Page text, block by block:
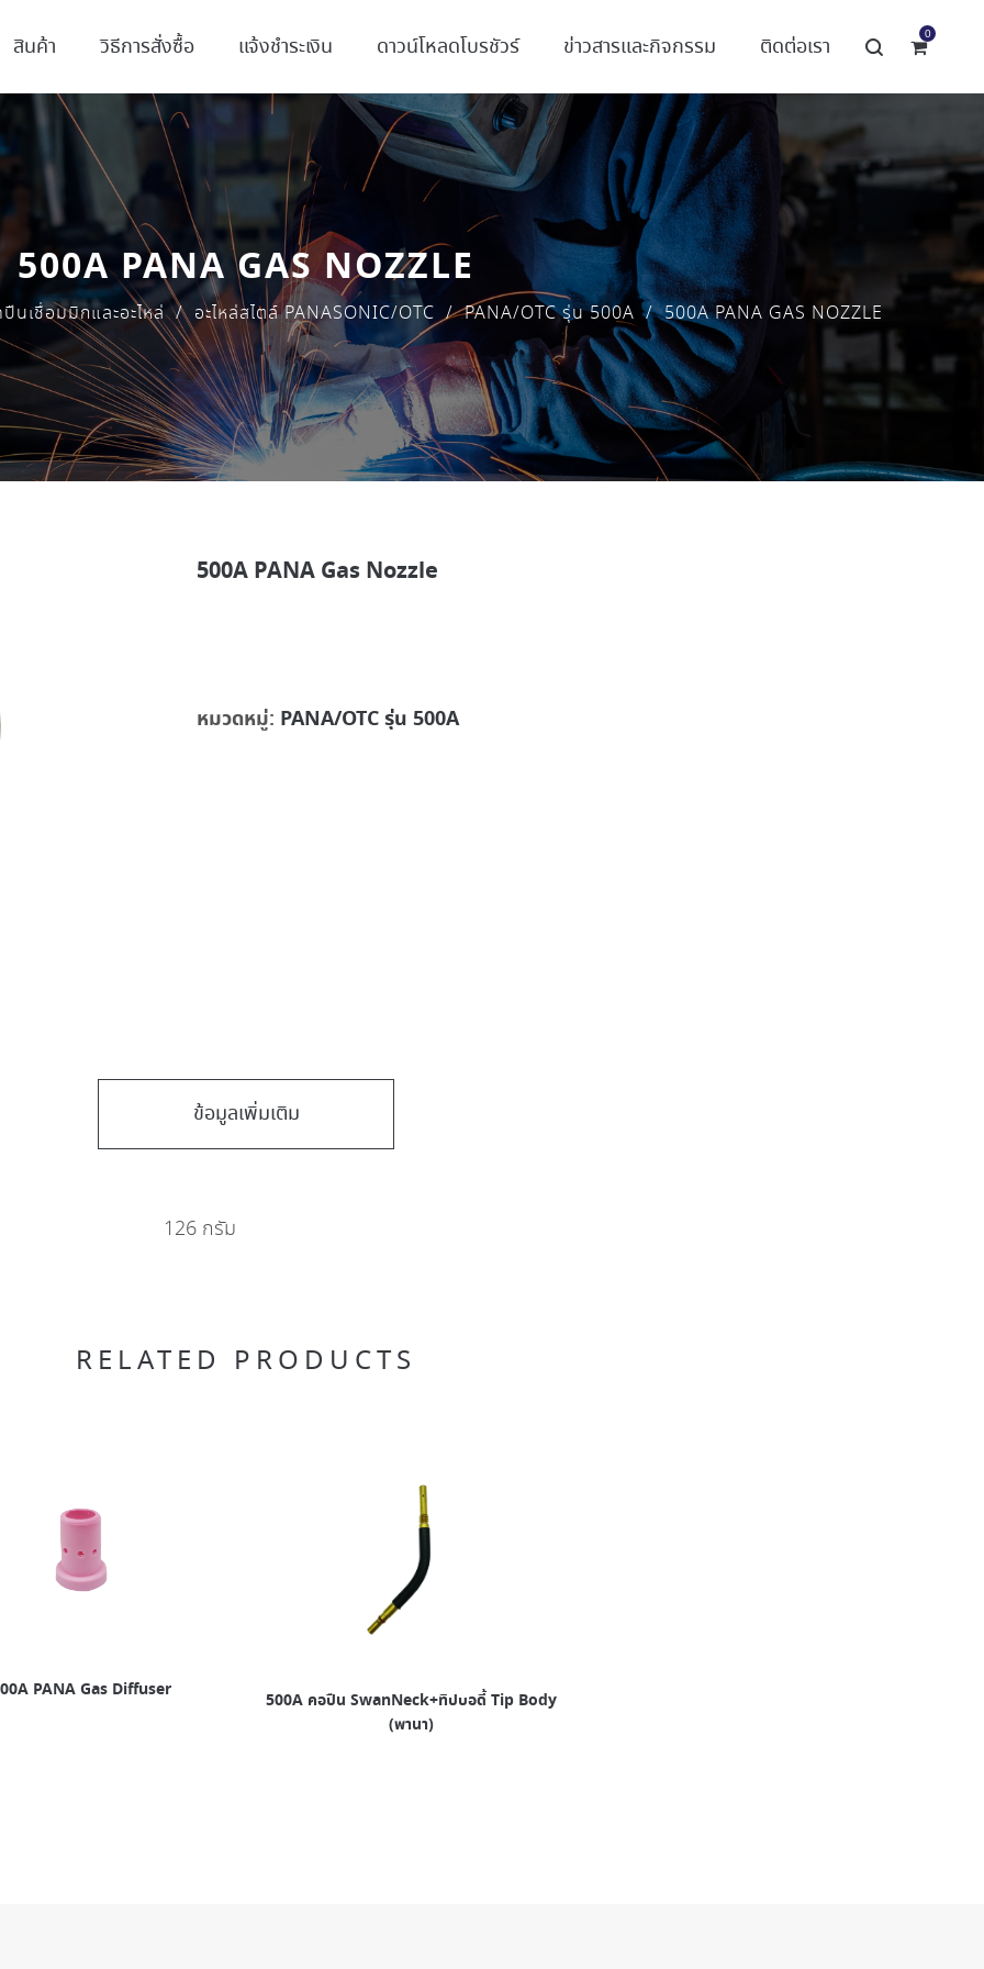
สินค้า วิธีการสั่งซื้อ แจ้งชำระเงิน ดาวน์โหลดโบรชัวร์ ข่าวสารและกิจกรรม ติดต่อเรา 0
500A PANA GAS NOZZLE
นเชื่อมมิกและอะไหล่ / อะไหล่สไตล์ PANASONIC/OTC / PANA/OTC รุ่น 500A / 500A PANA GAS NOZZLE
500A PANA Gas Nozzle
หมวดหมู่: PANA/OTC รุ่น 500A
ข้อมูลเพิ่มเติม
126 กรัม
RELATED PRODUCTS
PANA Gas Diffuser
500A คอปืน SwanNeck+ทิปบอดี้ Tip Body
(พานา)